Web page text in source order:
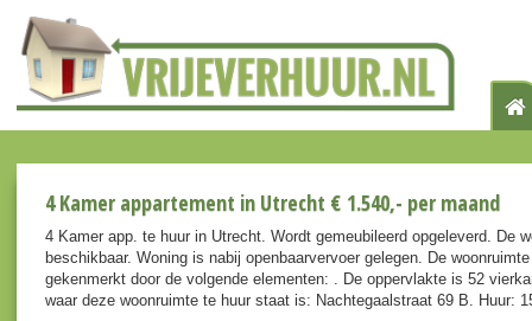
4 Kamer appartement in Utrecht € 1.540,- per maand
4 Kamer app. te huur in Utrecht. Wordt gemeubileerd opgeleverd. De
beschikbaar. Woning is nabij openbaarvervoer gelegen. De
gekenmerkt door de volgende elementen: . De oppervlakte is 52
waar deze woonruimte te huur staat is: Nachtegaalstraat 69 B. Huur: